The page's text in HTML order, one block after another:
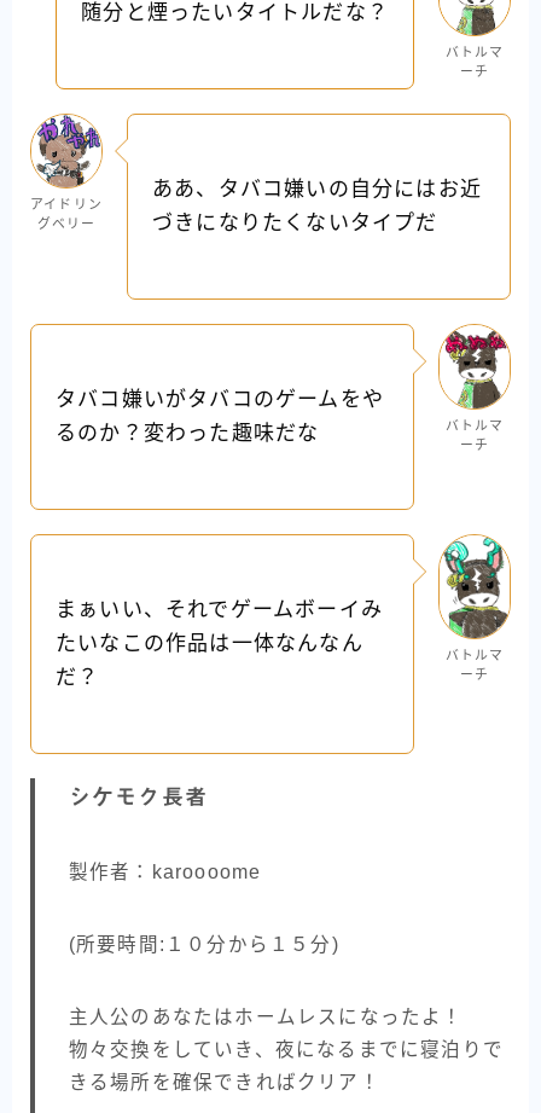
随分と煙ったいタイトルだな？
バトルマ
ーチ
アイドリン
グベリー
ああ、タバコ嫌いの自分にはお近
づきになりたくないタイプだ
タバコ嫌いがタバコのゲームをや
るのか？変わった趣味だな
バトルマ
ーチ
まぁいい、それでゲームボーイみ
たいなこの作品は一体なんなん
だ？
バトルマ
ーチ
シケモク長者
製作者：karoooome
(所要時間:１０分から１５分)
主人公のあなたはホームレスになったよ！
物々交換をしていき、夜になるまでに寝泊りで
きる場所を確保できればクリア！